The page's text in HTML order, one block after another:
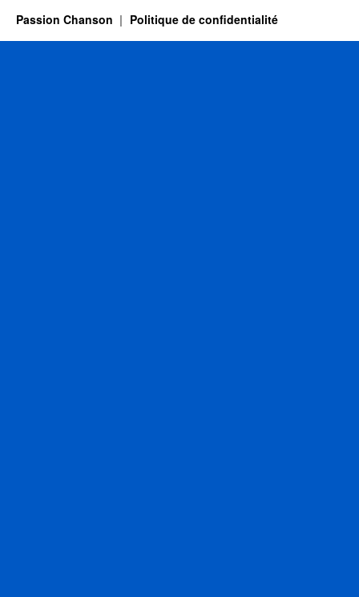
Passion Chanson Politique de confidentialité